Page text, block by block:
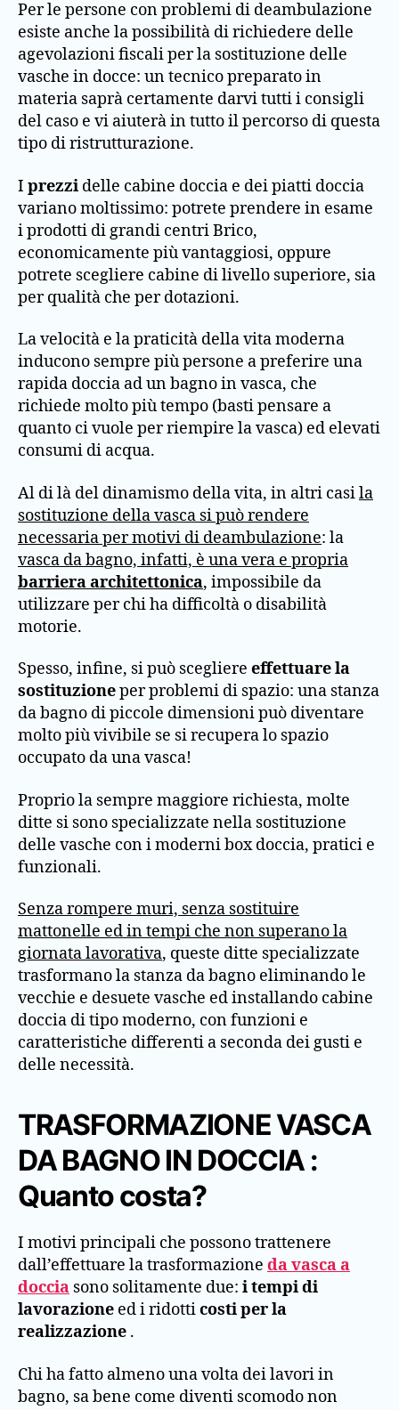
Per le persone con problemi di deambulazione
esiste anche la possibilità di richiedere delle
agevolazioni fiscali per la sostituzione delle
vasche in docce: un tecnico preparato in
materia saprà certamente darvi tutti i consigli
del caso e vi aiuterà in tutto il percorso di questa
tipo di ristrutturazione.
I prezzi delle cabine doccia e dei piatti doccia
variano moltissimo: potrete prendere in esame
i prodotti di grandi centri Brico,
economicamente più vantaggiosi, oppure
potrete scegliere cabine di livello superiore, sia
per qualità che per dotazioni.
La velocità e la praticità della vita moderna
inducono sempre più persone a preferire una
rapida doccia ad un bagno in vasca, che
richiede molto più tempo (basti pensare a
quanto ci vuole per riempire la vasca) ed elevati
consumi di acqua.
Al di là del dinamismo della vita, in altri casila
sostituzione della vasca si può rendere
necessaria per motivi di deambulazione: la
vasca da bagno, infatti, è una vera e propria
barriera architettonica, impossibile da
utilizzare per chi ha difficoltà o disabilità
motorie.
Spesso, infine, si può scegliere effettuare la
sostituzioneper problemi di spazio: una stanza
da bagno di piccole dimensioni può diventare
molto più vivibile se si recupera lo spazio
occupato da una vasca!
Proprio la sempre maggiore richiesta, molte
ditte si sono specializzate nella sostituzione
delle vasche con i moderni box doccia, pratici e
funzionali.
Senza rompere muri, senza sostituire
mattonelle ed in tempi che non superano la
giornata lavorativa, queste ditte specializzate
trasformano la stanza da bagno eliminando le
vecchie e desuete vasche ed installando cabine
doccia di tipo moderno, con funzioni e
caratteristiche differenti a seconda dei gusti e
delle necessità.
TRASFORMAZIONE VASCA
DA BAGNO IN DOCCIA :
Quanto costa?
I motivi principali che possono trattenere
dall’effettuare la trasformazione da vasca a
doccia sono solitamente due: i tempi di
lavorazione ed iridotticosti per la
realizzazione .
Chi ha fatto almeno una volta dei lavori in
bagno, sa bene come diventi scomodo non